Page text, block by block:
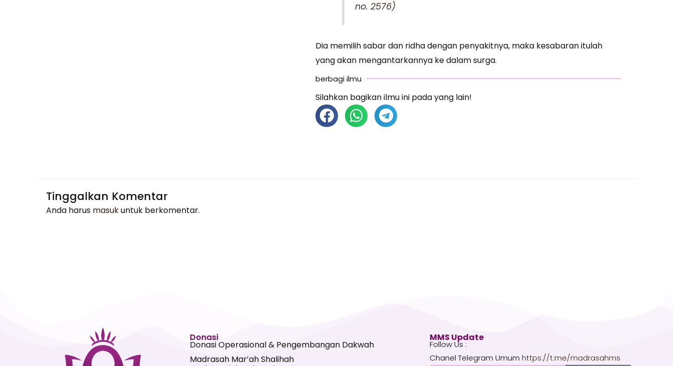
no. 2576)
Dia memilih sabar dan ridha dengan penyakitnya, maka kesabaran itulah
yang akan mengantarkannya ke dalam surga.
berbagi ilmu
Silahkan bagikan ilmu ini pada yang lain!
Tinggalkan Komentar
Anda harus masukuntuk berkomentar.
Donasi
Donasi Operasional & Pengembangan Dakwah
Madrasah Mar’ah Shalihah
MMS Update
Follow Us :
Chanel Telegram Umum https://t.me/madrasahms